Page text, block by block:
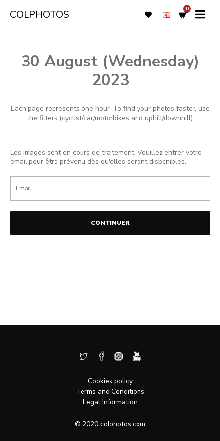
COLPHOTOS 0
30 August (Wednesday)
2023
Each page represents one hour. To find your photos faster, use
the filters (cyclist/car/motorbikes and uphill/downhill).
Les images sont en cours de traitement. Veuillez entrer votre
email pour être prévenu dès qu'elles seront disponibles.
CONTINUER
Cookies policy
Terms and Conditions
Legal Information
© 2020 colphotos.com